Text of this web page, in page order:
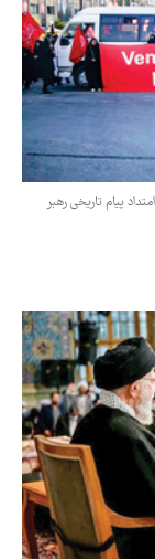
پیام تاریخی رهبر